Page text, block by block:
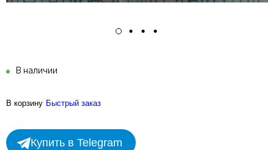
В наличии
В корзину Быстрый заказ
Купить в Telegram